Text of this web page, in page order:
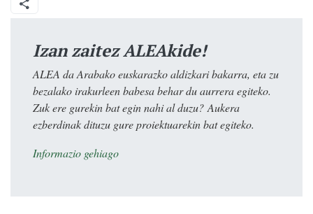
Izan zaitez ALEAkide!
ALEA da Arabako euskarazko aldizkari bakarra, eta zu
bezalako irakurleen babesa behar du aurrera egiteko.
Zuk ere gurekin bat egin nahi al duzu? Aukera
ezberdinak dituzu gure proiektuarekin bat egiteko.
Informazio gehiago